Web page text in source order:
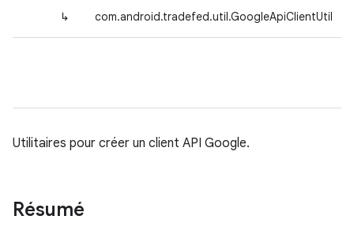
↳ com.android.tradefed.util.GoogleApiClientUtil
Utilitaires pour créer un client API Google.
Résumé